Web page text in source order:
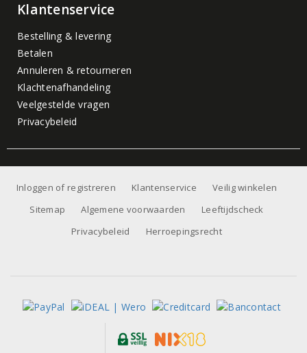
Klantenservice
Bestelling & levering
Betalen
Annuleren & retourneren
Klachtenafhandeling
Veelgestelde vragen
Privacybeleid
Inloggen of registreren Klantenservice
Veilig winkelen
Sitemap
Algemene voorwaarden
Leeftijdscheck
Privacybeleid
Herroepingsrecht